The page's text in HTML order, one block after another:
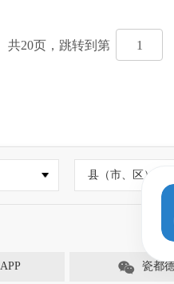
共20页，跳转到第
县（市、区）政
瓷都